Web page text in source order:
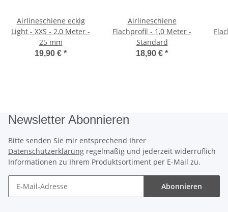
Airlineschiene eckig
Light - XXS - 2,0 Meter -
25 mm
19,90 € *
Airlineschiene
Flachprofil - 1,0 Meter -
Standard
18,90 € *
Newsletter Abonnieren
Bitte senden Sie mir entsprechend Ihrer
Datenschutzerklärung regelmäßig und jederzeit widerruflich
Informationen zu Ihrem Produktsortiment per E-Mail zu.
Abonnieren